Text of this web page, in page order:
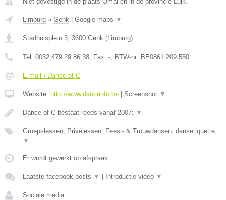
Limburg » Genk | Google maps ▼
Stadhuisplein 3 3600 Genk (Limburg)
Tel: 0032 479 29 86 38 , Fax: - , BTW-nr: BE0861.209.550
E-mail › Dance of C
Website: http://www.danceofc.be | Screenshot ▼
Dance of C bestaat reeds vanaf 2007: ▼
Groepslessen, Privélessen, Feest- & Trouwdansen, dansetiquette,
▼
Er wordt gewerkt op afspraak.
Laatste facebook posts ▼ | Introductie video ▼
Sociale media: